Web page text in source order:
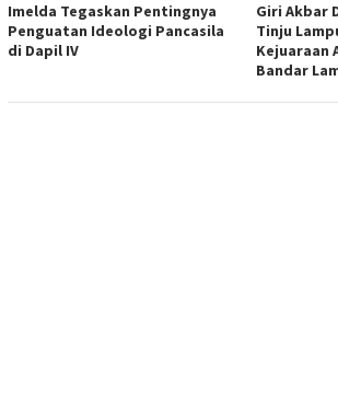
Imelda Tegaskan Pentingnya
Penguatan Ideologi Pancasila
di Dapil IV
Giri Akbar
Tinju
Kejuaraan
Bandar